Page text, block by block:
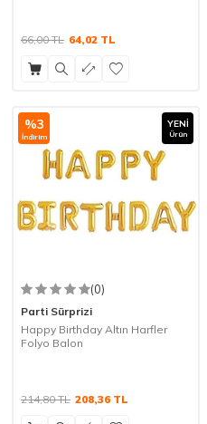
66,00TL 64,02 TL
%3
İndirim
YENI
Ürün
(0)
Parti Sürprizi
Happy Birthday Altın Harfler
Folyo Balon
214,80TL 208,36TL